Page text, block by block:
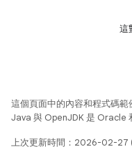
這
這個頁面中的內容和程式碼範
Java 與 OpenJDK 是 Oracle
上次更新時間：2026-02-27 (